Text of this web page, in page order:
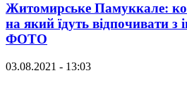
Житомирське Памуккале:
на який їдуть відпочивати з
ФОТО
03.08.2021 - 13:03